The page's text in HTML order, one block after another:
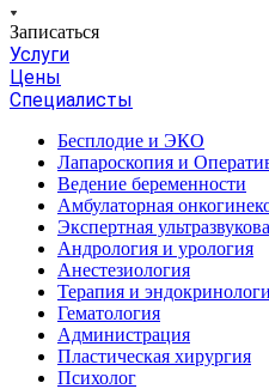
Записаться
Услуги
Цены
Специалисты
Бесплодие и ЭКО
Лапароскопия и
Ведение беременности
Амбулаторная
Экспертная
Андрология и урология
Анестезиология
Терапия и
Гематология
Администрация
Пластическая хирургия
Психолог